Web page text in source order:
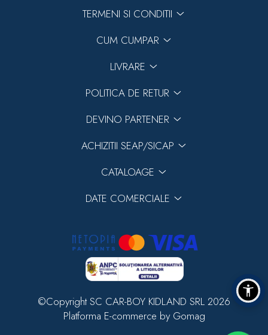
TERMENI SI CONDITII
CUM CUMPAR
LIVRARE
POLITICA DE RETUR
DEVINO PARTENER
ACHIZITII SEAP/SICAP
CATALOAGE
DATE COMERCIALE
©Copyright SC CAR-BOY KIDLAND SRL 2026
Platforma E-commerce by Gomag